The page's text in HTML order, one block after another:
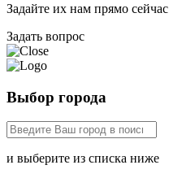
Задайте их нам прямо сейчас
Задать вопрос
Выбор города
и выберите из списка ниже